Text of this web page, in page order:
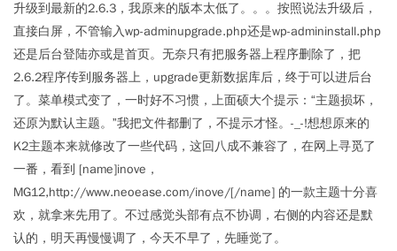
升级到最新的2.6.3，我原来的版本太低了。。。按照说法升级后，
直接白屏，不管输入wp-adminupgrade.php还是wp-admininstall.php
还是后台登陆亦或是首页。无奈只有把服务器上程序删除了，把
2.6.2程序传到服务器上，upgrade更新数据库后，终于可以进后台
了。菜单模式变了，一时好不习惯，上面硕大个提示：“主题损坏，
还原为默认主题。”我把文件都删了，不提示才怪。-_-!想想原来的
K2主题本来就修改了一些代码，这回八成不兼容了，在网上寻觅了
一番，看到 [name]inove，
MG12,http://www.neoease.com/inove/[/name] 的一款主题十分喜
欢，就拿来先用了。不过感觉头部有点不协调，右侧的内容还是默
认的，明天再慢慢调了，今天不早了，先睡觉了。